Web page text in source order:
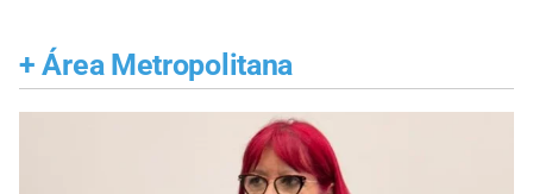
+ Área Metropolitana